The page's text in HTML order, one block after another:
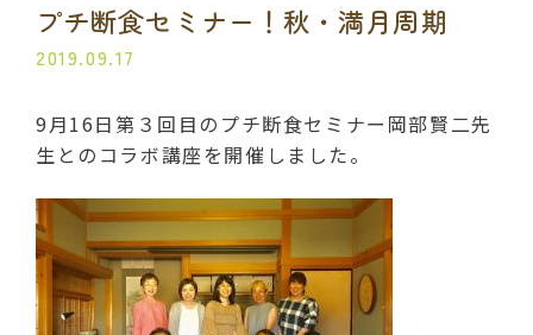
コラボ・イベント
当日の流れ
BLOG
ご利用規約
プライバシーポリシー
プチ断食セミナー！秋・満月周期
2019.09.17
9月16日第３回目のプチ断食セミナー岡部賢二先
生とのコラボ講座を開催しました。